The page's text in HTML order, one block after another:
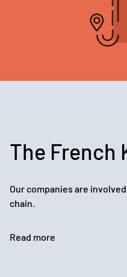
The French
Our companies are
chain.
Read more